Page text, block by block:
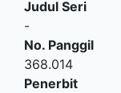
Judul Seri
-
No. Panggil
368.014
Penerbit